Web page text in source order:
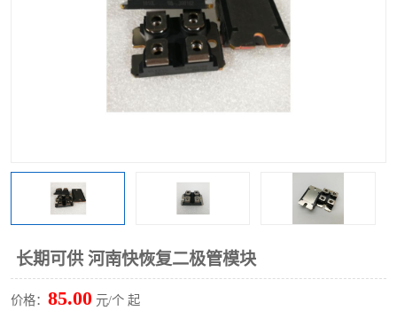
长期可供 河南快恢复二极管模块
价格： 85.00 元/个 起